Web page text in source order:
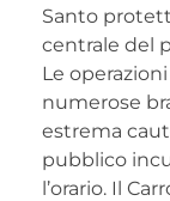
Santo
centrale del
Le
numerose
estrema
pubblico
l’orario. Il